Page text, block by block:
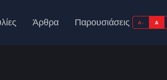
Άρθρα Παρουσιάσεις A- A